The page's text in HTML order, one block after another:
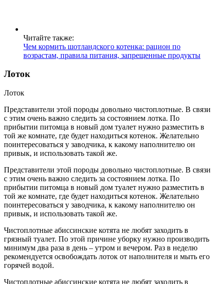
Читайте также:
Чем кормить шотландского котенка: рацион по
возрастам, правила питания, запрещенные продукты
Лоток
Лоток
Представители этой породы довольно чистоплотные. В связи
с этим очень важно следить за состоянием лотка. По
прибытии питомца в новый дом туалет нужно разместить в
той же комнате, где будет находиться котенок. Желательно
поинтересоваться у заводчика, к какому наполнителю он
привык, и использовать такой же.
Представители этой породы довольно чистоплотные. В связи
с этим очень важно следить за состоянием лотка. По
прибытии питомца в новый дом туалет нужно разместить в
той же комнате, где будет находиться котенок. Желательно
поинтересоваться у заводчика, к какому наполнителю он
привык, и использовать такой же.
Чистоплотные абиссинские котята не любят заходить в
грязный туалет. По этой причине уборку нужно производить
минимум два раза в день – утром и вечером. Раз в неделю
рекомендуется освобождать лоток от наполнителя и мыть его
горячей водой.
Чистоплотные абиссинские котята не любят заходить в